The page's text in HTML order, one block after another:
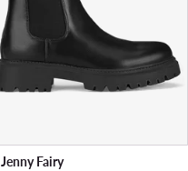
Jenny Fairy